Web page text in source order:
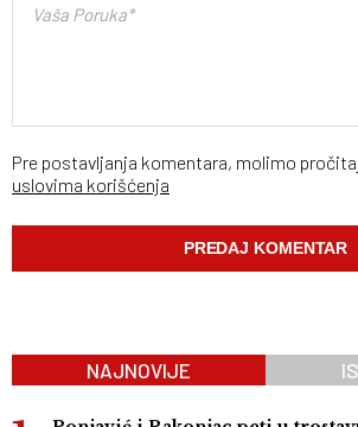
Pre postavljanja komentara, molimo
uslovima korišćenja
NAJNOVIJE